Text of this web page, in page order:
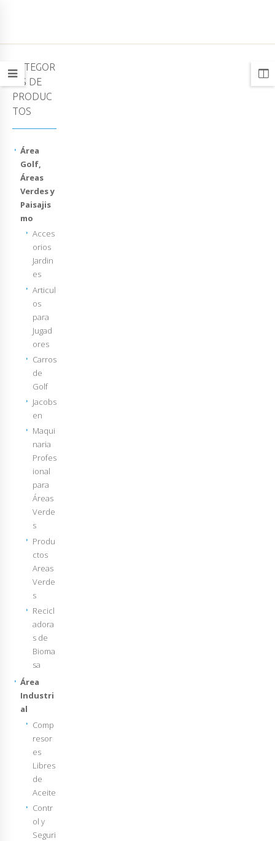
CATEGOR
ÍAS DE
PRODUC
TOS
Área
Golf,
Áreas
Verdes y
Paisajis
mo
Acces
orios
Jardin
es
Articul
os
para
Jugad
ores
Carros
de
Golf
Jacobs
en
Maqui
naria
Profes
ional
para
Áreas
Verde
s
Produ
ctos
Areas
Verde
s
Recicl
adora
s de
Bioma
sa
Área
Industri
al
Comp
resor
es
Libres
de
Aceite
Contr
ol y
Seguri